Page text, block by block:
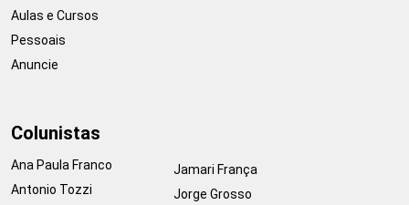
Aulas e Cursos
Pessoais
Anuncie
Colunistas
Ana Paula Franco
Antonio Tozzi
Jamari França
Jorge Grosso